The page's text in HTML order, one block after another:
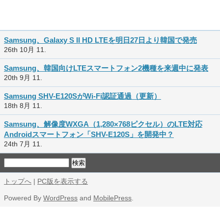
Samsung、Galaxy S II HD LTEを明日27日より韓国で発売
26th 10月 11.
Samsung、韓国向けLTEスマートフォン2機種を来週中に発表
20th 9月 11.
Samsung SHV-E120SがWi-Fi認証通過（更新）
18th 8月 11.
Samsung、解像度WXGA（1,280×768ピクセル）のLTE対応
Androidスマートフォン「SHV-E120S」を開発中？
24th 7月 11.
トップへ | PC版を表示する
Powered By WordPress and MobilePress